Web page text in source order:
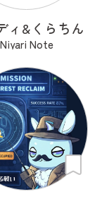
ィ&くらちん
Niyari Note